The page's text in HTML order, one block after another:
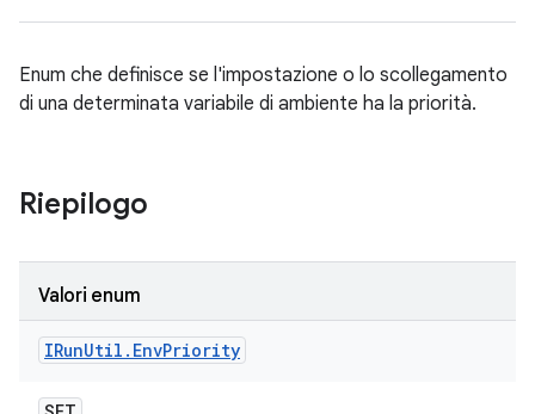
Enum che definisce se l'impostazione o lo scollegamento
di una determinata variabile di ambiente ha la priorità.
Riepilogo
Valori enum
IRunUtil . EnvPriority